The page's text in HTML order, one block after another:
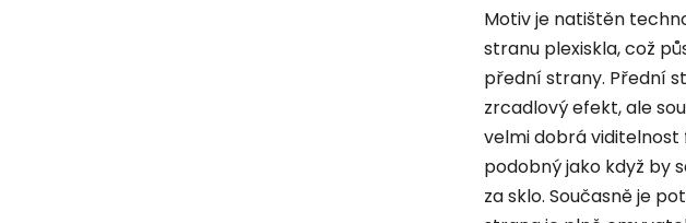
Motiv je natištěn
stranu plexiskla, což
přední strany. Přední
zrcadlový efekt, ale
velmi dobrá viditelnost
podobný jako když by
za sklo. Současně je